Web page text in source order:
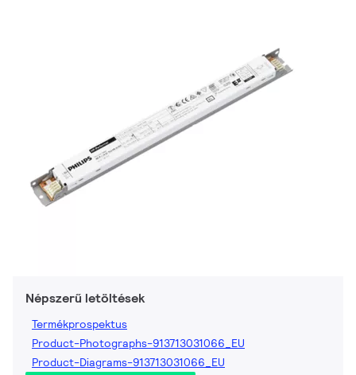
Népszerű letöltések
Termékprospektus
Product-Photographs-913713031066_EU
Product-Diagrams-913713031066_EU